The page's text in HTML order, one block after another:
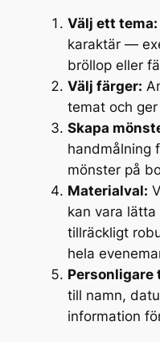
Välj ett tema:
karaktär —
bröllop eller
Välj färger:
temat och
Skapa
handmålning
mönster på
Materialval:
kan vara
tillräckligt
hela
Personligare
till namn,
information